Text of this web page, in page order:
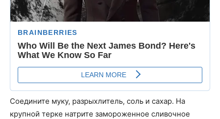
Соедините муку, разрыхлитель, соль и сахар. На
крупной терке натрите замороженное сливочное